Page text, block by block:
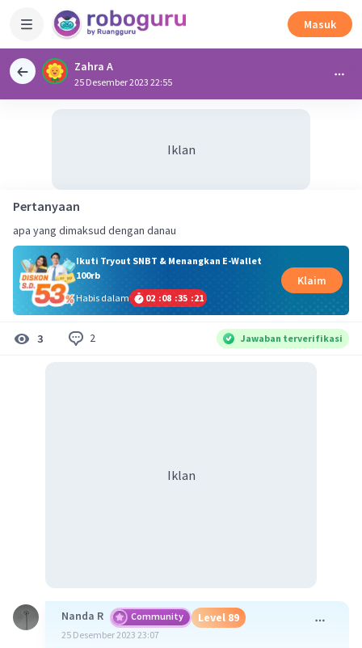
Masuk
Zahra A
25 Desember 2023 22:55
Iklan
Pertanyaan
apa yang dimaksud dengan danau
Ikuti Tryout SNBT & Menangkan E-Wallet
100rb
Habis dalam
02 :08 :35 :20
Klaim
3 2 Jawaban terverifikasi
Iklan
Nanda R Community Level 89
25 Desember 2023 23:07